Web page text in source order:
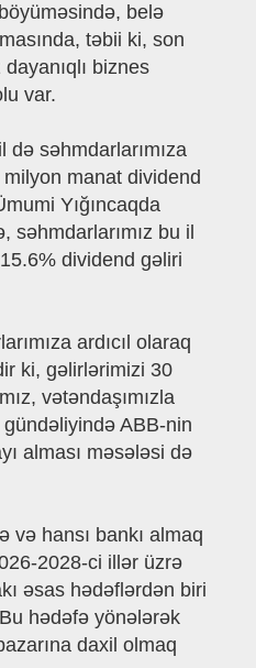
belə
təbii ki, son
dayanıqlı biznes
var.
səhmdarlarımıza
manat dividend
Yığıncaqda
bu il
dividend gəliri
ardıcıl olaraq
ki, gəlirlərimizi 30
vətəndaşımızla
gündəliyində ABB-nin
alması məsələsi də
və hansı bankı almaq
2028-ci illər üzrə
əsas hədəflərdən biri
hədəfə yönələrək
daxil olmaq